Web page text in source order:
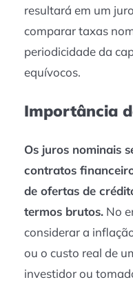
resultará em um
comparar taxas
periodicidade da
equívocos.
Importância
Os juros nominais
contratos
de ofertas de
termos brutos. No
considerar a
ou o custo real de
investidor ou